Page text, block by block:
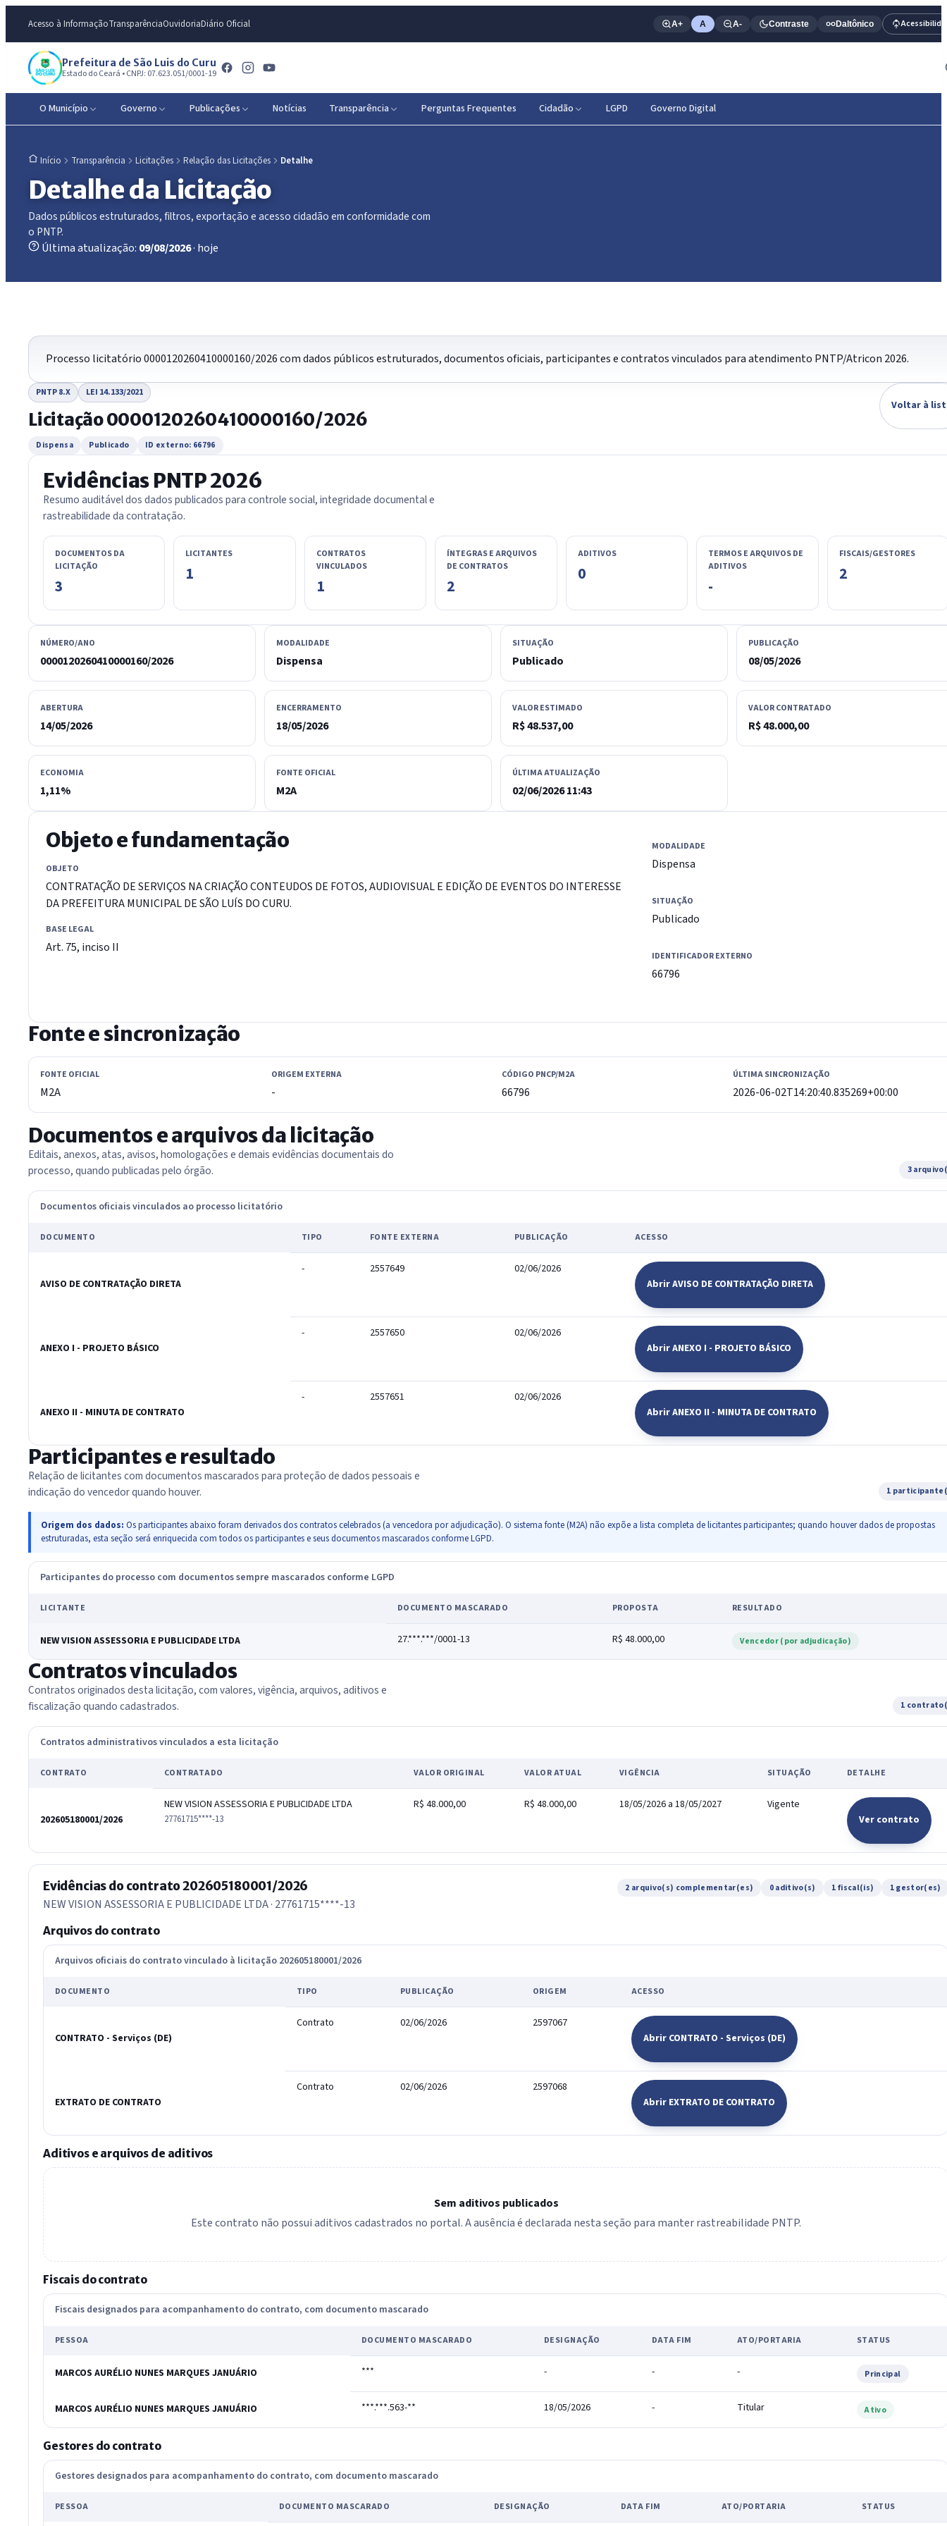
Acesso à InformaçãoTransparênciaOuvidoriaDiário Oficial A+ A A- Contraste Daltônico
Prefeitura de São Luis do Curu
Estado do Ceará • CNPJ: 07.623.051/0001-19
O Município Governo Publicações Notícias Transparência Perguntas Frequentes Cidadão LGPD Governo Digital
Início Transparência Licitações Relação das Licitações Detalhe
Detalhe da Licitação
Dados públicos estruturados, filtros, exportação e acesso cidadão em conformidade com
o PNTP.
Última atualização: 09/08/2026· hoje
Processo licitatório 0000120260410000160/2026 com dados públicos estruturados, documentos oficiais, participantes e contratos vinculados para atendimento PNTP/Atricon 2026.
PNTP 8.X LEI 14.133/2021
Licitação 0000120260410000160/2026
Dispensa Publicado ID externo: 66796
Voltar à
Evidências PNTP 2026
Resumo auditável dos dados publicados para controle social, integridade documental e
rastreabilidade da contratação.
DOCUMENTOS DA
LICITAÇÃO
3
LICITANTES
1
CONTRATOS
VINCULADOS
1
ÍNTEGRAS E ARQUIVOS
DE CONTRATOS
2
ADITIVOS
0
TERMOS E ARQUIVOS DE
ADITIVOS
-
FISCAIS/GESTORES
2
NÚMERO/ANO
0000120260410000160/2026
MODALIDADE
Dispensa
SITUAÇÃO
Publicado
PUBLICAÇÃO
08/05/2026
ABERTURA
14/05/2026
ENCERRAMENTO
18/05/2026
VALOR ESTIMADO
R$ 48.537,00
VALOR CONTRATADO
R$ 48.000,00
ECONOMIA
1,11%
FONTE OFICIAL
M2A
ÚLTIMA ATUALIZAÇÃO
02/06/2026 11:43
Objeto e fundamentação
OBJETO
CONTRATAÇÃO DE SERVIÇOS NA CRIAÇÃO CONTEUDOS DE FOTOS, AUDIOVISUAL E EDIÇÃO DE EVENTOS DO INTERESSE
DA PREFEITURA MUNICIPAL DE SÃO LUÍS DO CURU.
BASE LEGAL
Art. 75, inciso II
MODALIDADE
Dispensa
SITUAÇÃO
Publicado
IDENTIFICADOR EXTERNO
66796
Fonte e sincronização
FONTE OFICIAL
M2A
ORIGEM EXTERNA
-
CÓDIGO PNCP/M2A
66796
ÚLTIMA SINCRONIZAÇÃO
2026-06-02T14:20:40.835269+00:00
Documentos e arquivos da licitação
Editais, anexos, atas, avisos, homologações e demais evidências documentais do
processo, quando publicadas pelo órgão.
3
Documentos oficiais vinculados ao processo licitatório
DOCUMENTO TIPO FONTE EXTERNA PUBLICAÇÃO ACESSO
AVISO DE CONTRATAÇÃO DIRETA
- 2557649
02/06/2026
Abrir AVISO DE CONTRATAÇÃO DIRETA
ANEXO I - PROJETO BÁSICO
- 2557650
02/06/2026
Abrir ANEXO I - PROJETO BÁSICO
ANEXO II - MINUTA DE CONTRATO
- 2557651
02/06/2026
Abrir ANEXO II - MINUTA DE CONTRATO
Participantes e resultado
Relação de licitantes com documentos mascarados para proteção de dados pessoais e
indicação do vencedor quando houver.
1
Origem dos dados: Os participantes abaixo foram derivados dos contratos celebrados (a vencedora por adjudicação). O sistema fonte (M2A) não expõe a lista completa de licitantes participantes; quando houver dados de propostas
estruturadas, esta seção será enriquecida com todos os participantes e seus documentos mascarados conforme LGPD.
Participantes do processo com documentos sempre mascarados conforme LGPD
LICITANTE DOCUMENTO MASCARADO PROPOSTA RESULTADO
NEW VISION ASSESSORIA E PUBLICIDADE LTDA 27.***.***/0001-13 R$ 48.000,00 Vencedor (por adjudicação)
Contratos vinculados
Contratos originados desta licitação, com valores, vigência, arquivos, aditivos e
fiscalização quando cadastrados.
1
Contratos administrativos vinculados a esta licitação
CONTRATO CONTRATADO VALOR ORIGINAL VALOR ATUAL VIGÊNCIA SITUAÇÃO DETALHE
202605180001/2026
NEW VISION ASSESSORIA E PUBLICIDADE LTDA
27761715****-13
R$ 48.000,00 R$ 48.000,00 18/05/2026 a 18/05/2027
Vigente
Ver contrato
Evidências do contrato 202605180001/2026
NEW VISION ASSESSORIA E PUBLICIDADE LTDA · 27761715****-13
2 arquivo(s) complementar(es) 0 aditivo(s) 1 fiscal(is) 1 gestor(es)
Arquivos do contrato
Arquivos oficiais do contrato vinculado à licitação 202605180001/2026
DOCUMENTO TIPO PUBLICAÇÃO ORIGEM ACESSO
CONTRATO - Serviços (DE)
Contrato 02/06/2026
2597067
Abrir CONTRATO - Serviços (DE)
EXTRATO DE CONTRATO
Contrato 02/06/2026
2597068
Abrir EXTRATO DE CONTRATO
Aditivos e arquivos de aditivos
Sem aditivos publicados
Este contrato não possui aditivos cadastrados no portal. A ausência é declarada nesta seção para manter rastreabilidade PNTP.
Fiscais do contrato
Fiscais designados para acompanhamento do contrato, com documento mascarado
PESSOA DOCUMENTO MASCARADO DESIGNAÇÃO DATA FIM ATO/PORTARIA STATUS
MARCOS AURÉLIO NUNES MARQUES JANUÁRIO *** - - - Principal
MARCOS AURÉLIO NUNES MARQUES JANUÁRIO ***.***.563-** 18/05/2026 - Titular Ativo
Gestores do contrato
Gestores designados para acompanhamento do contrato, com documento mascarado
PESSOA DOCUMENTO MASCARADO DESIGNAÇÃO DATA FIM ATO/PORTARIA STATUS